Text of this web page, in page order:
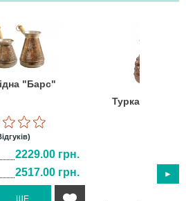
"Барс"
2229.00 грн.
2517.00 грн.
Турка мідна
2395